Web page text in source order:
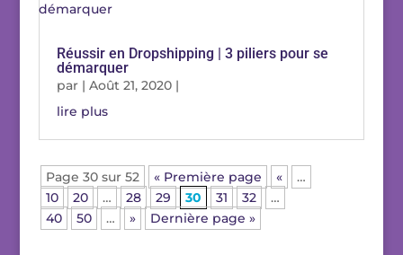
Réussir en Dropshipping | 3 piliers pour se
démarquer
par | Août 21, 2020|
lire plus
Page 30 sur 52 « Première page «
…
10
20 … 28 29 30 31 32
…
40
50 … » Dernière page »